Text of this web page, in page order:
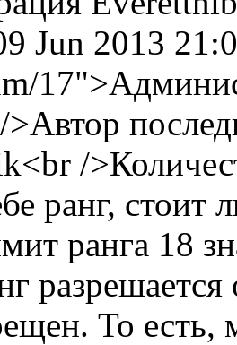
Jun 2013
/
ранг, стоит
ранга 18
То